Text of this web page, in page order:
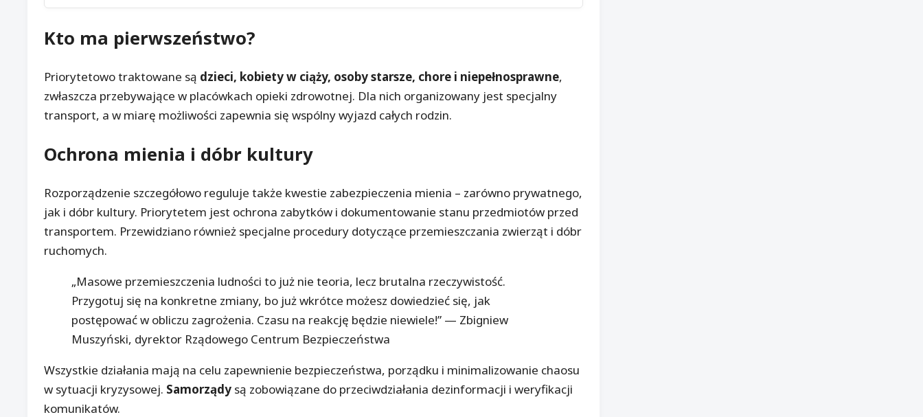
Kto ma pierwszeństwo?
Priorytetowo traktowane są dzieci, kobiety w ciąży, osoby starsze, chore i niepełnosprawne,
zwłaszcza przebywające w placówkach opieki zdrowotnej. Dla nich organizowany jest specjalny
transport, a w miarę możliwości zapewnia się wspólny wyjazd całych rodzin.
Ochrona mienia i dóbr kultury
Rozporządzenie szczegółowo reguluje także kwestie zabezpieczenia mienia – zarówno prywatnego,
jak i dóbr kultury. Priorytetem jest ochrona zabytków i dokumentowanie stanu przedmiotów przed
transportem. Przewidziano również specjalne procedury dotyczące przemieszczania zwierząt i dóbr
ruchomych.
„Masowe przemieszczenia ludności to już nie teoria, lecz brutalna rzeczywistość.
Przygotuj się na konkretne zmiany, bo już wkrótce możesz dowiedzieć się, jak
postępować w obliczu zagrożenia. Czasu na reakcję będzie niewiele!” — Zbigniew
Muszyński, dyrektor Rządowego Centrum Bezpieczeństwa
Wszystkie działania mają na celu zapewnienie bezpieczeństwa, porządku i minimalizowanie chaosu
w sytuacji kryzysowej. Samorządy są zobowiązane do przeciwdziałania dezinformacji i weryfikacji
komunikatów.